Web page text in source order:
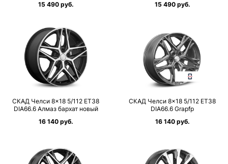
15 490 руб.
15 490 руб.
СКАД Челси 8×18 5/112 ET38
DIA66.6 Алмаз бархат новый
16 140 руб.
СКАД Челси 8×18 5/112 ET38
DIA66.6 Grapfp
16 140 руб.